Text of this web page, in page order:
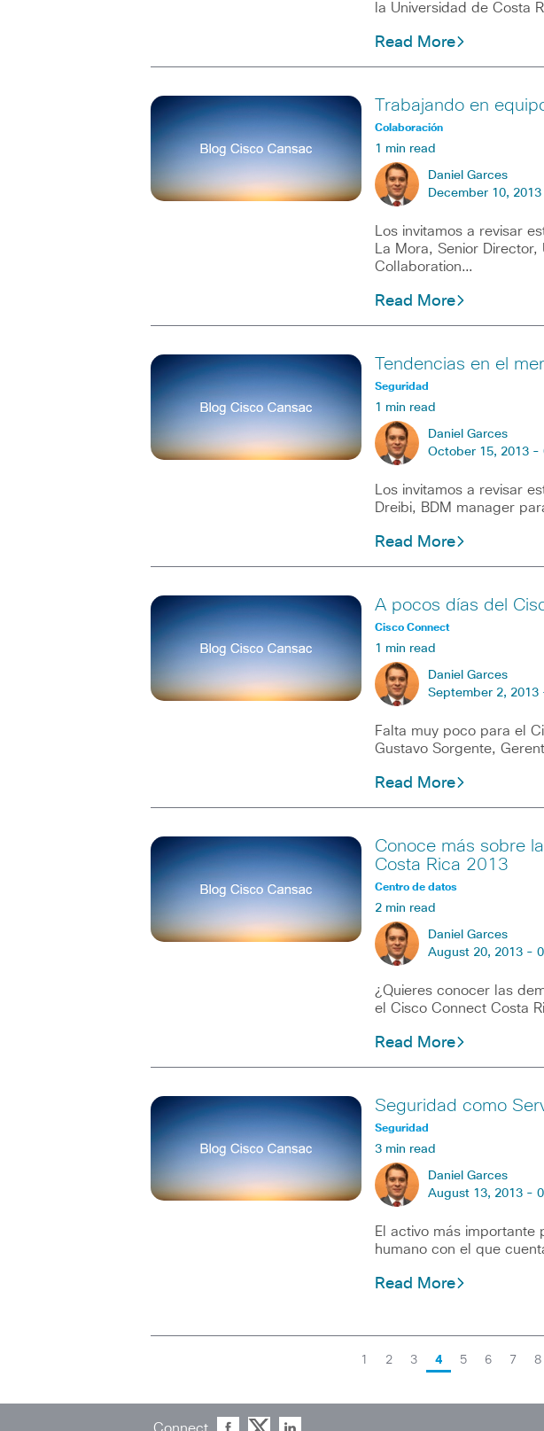
la Universidad de Costa
Read More
Trabajando en
Colaboración
1 min read
Daniel Garces
December 10,
Los invitamos a revisar
La Mora, Senior
Collaboration…
Read More
Tendencias en el
Seguridad
1 min read
Daniel Garces
October 15, 2013 -
Los invitamos a revisar
Dreibi, BDM manager
Read More
A pocos días del
Cisco Connect
1 min read
Daniel Garces
September 2, 2013
Falta muy poco para el
Gustavo Sorgente,
Read More
Conoce más sobre
Costa Rica 2013
Centro de datos
2 min read
Daniel Garces
August 20, 2013 -
¿Quieres conocer las
el Cisco Connect Costa
Read More
Seguridad como
Seguridad
3 min read
Daniel Garces
August 13, 2013 -
El activo más
humano con el que
Read More
1 2 3 4 5 6 7 8